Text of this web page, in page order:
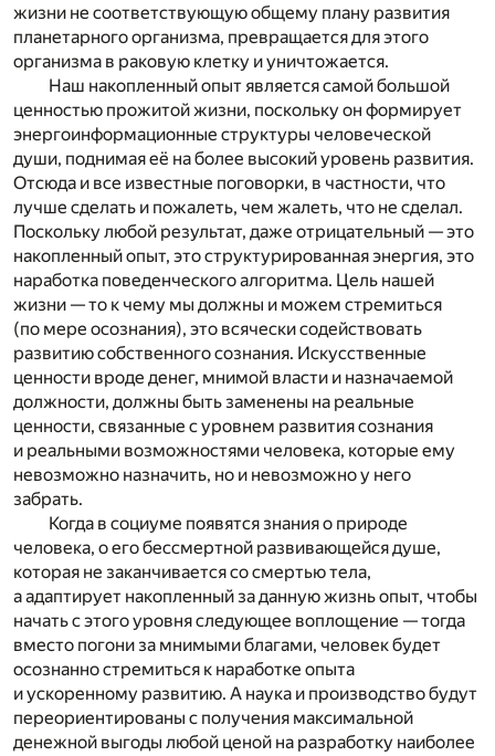
жизни не соответствующую общему плану развития
планетарного организма, превращается для этого
организма в раковую клетку и уничтожается.
Наш накопленный опыт является самой большой
ценностью прожитой жизни, поскольку он формирует
энергоинформационные структуры человеческой
души, поднимая её на более высокий уровень развития.
Отсюда и все известные поговорки, в частности, что
лучше сделать и пожалеть, чем жалеть, что не сделал.
Поскольку любой результат, даже отрицательный — это
накопленный опыт, это структурированная энергия, это
наработка поведенческого алгоритма. Цель нашей
жизни — то к чему мы должны и можем стремиться
(по мере осознания), это всячески содействовать
развитию собственного сознания. Искусственные
ценности вроде денег, мнимой власти и назначаемой
должности, должны быть заменены на реальные
ценности, связанные с уровнем развития сознания
и реальными возможностями человека, которые ему
невозможно назначить, но и невозможно у него
забрать.
Когда в социуме появятся знания о природе
человека, о его бессмертной развивающейся душе,
которая не заканчивается со смертью тела,
а адаптирует накопленный за данную жизнь опыт, чтобы
начать с этого уровня следующее воплощение — тогда
вместо погони за мнимыми благами, человек будет
осознанно стремиться к наработке опыта
и ускоренному развитию. А наука и производство будут
переориентированы с получения максимальной
денежной выгоды любой ценой на разработку наиболее